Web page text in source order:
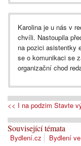
Karolina je u nás v
chvíli. Nastoupila
na pozici asistentky
se o komunikaci se
organizační chod
<< I na podzim Stavte
Související témata
Bydlení.cz Bydlení